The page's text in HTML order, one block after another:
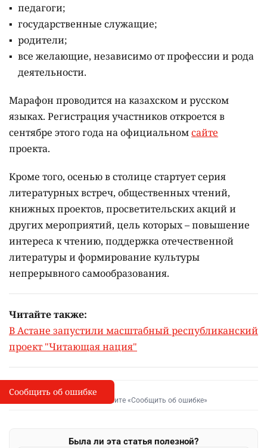
педагоги;
государственные служащие;
родители;
все желающие, независимо от профессии и рода
деятельности.
Марафон проводится на казахском и русском
языках. Регистрация участников откроется в
сентябре этого года на официальномсайте
проекта.
Кроме того, осенью в столице стартует серия
литературных встреч, общественных чтений,
книжных проектов, просветительских акций и
других мероприятий, цель которых –повышение
интереса к чтению, поддержка отечественной
литературы и формирование культуры
непрерывного самообразования.
Читайте также:
В Астане запустили масштабный республиканский
проект "Читающая нация"
I
Сообщить об опечатке
Выделите фрагмент и нажмите «Сообщить об ошибке»
Была ли эта статья полезной?
Сообщить об ошибке